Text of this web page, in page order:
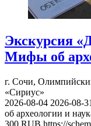
Экскурсия
Мифы об
г. Сочи,
«Сириус»
2026-08-04 2026-08-31
об археологии и
300 RUB https://